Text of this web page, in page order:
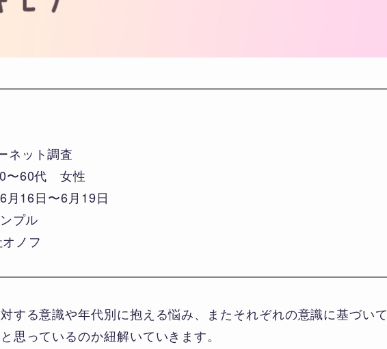
ット調査
60代 女性
16日〜6月19日
プル
ノフ
する意識や年代別に抱える悩み、またそれぞれの意識に基づいて
思っているのか紐解いていきます。